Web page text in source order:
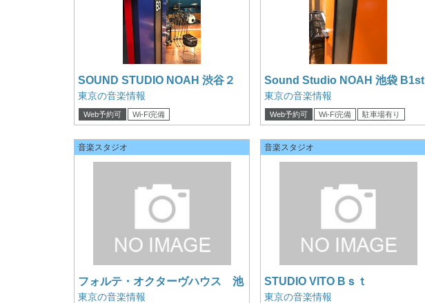
SOUND STUDIO NOAH 渋谷２
B3st
東京の音楽情報
Web予約可 Wi-Fi完備
Sound Studio NOAH 池袋 B1st
東京の音楽情報
Web予約可 Wi-Fi完備 駐車場有り
音楽スタジオ
フォルテ・オクターヴハウス 池
袋 8階店内
東京の音楽情報
音楽スタジオ
STUDIO VITO Bｓｔ
東京の音楽情報